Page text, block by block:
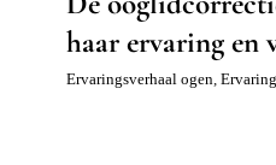
haar ervaring en
Ervaringsverhaal ogen,